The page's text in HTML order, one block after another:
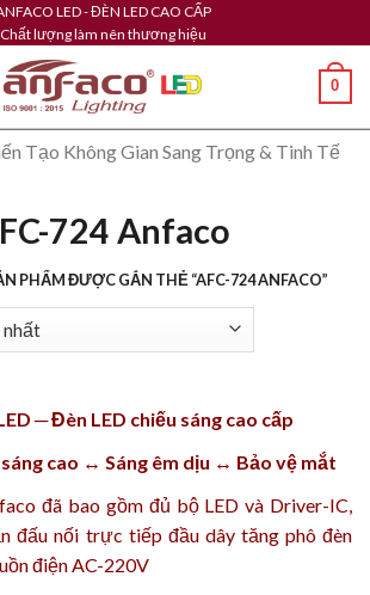
LED - ĐÈN LED CAO CẤP
Chất lượng làm nên thương hiệu
0
Tạo Không Gian Sang Trọng & Tinh Tế
724 Anfaco
PHẨM ĐƯỢC GẮN THẺ “AFC-724 ANFACO”
─ Đèn LED chiếu sáng cao cấp
cao ↔ Sáng êm dịu ↔ Bảo vệ mắt
đã bao gồm đủ bộ LED và Driver-IC,
đấu nối trực tiếp đầu dây tăng phô đèn
điện AC-220V